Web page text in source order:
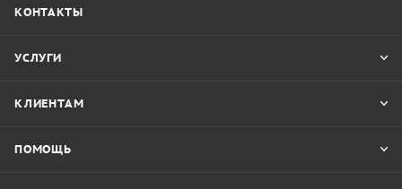
КОНТАКТЫ
УСЛУГИ
КЛИЕНТАМ
ПОМОЩЬ